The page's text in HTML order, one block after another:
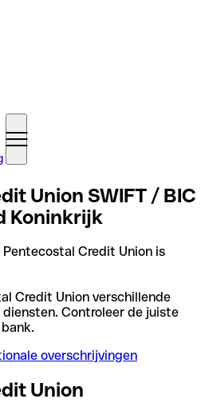
Union SWIFT / BIC
Koninkrijk
Pentecostal Credit Union is
Credit Union verschillende
Controleer de juiste
overschrijvingen
Union